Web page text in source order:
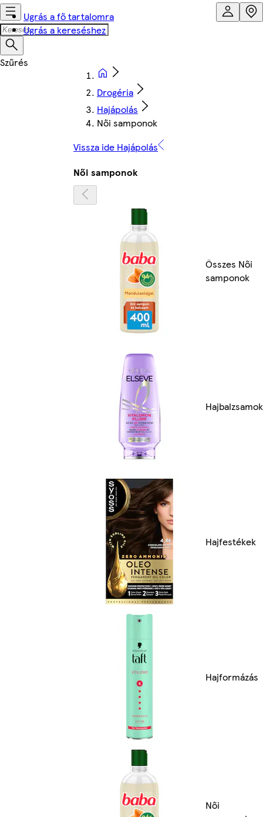
Ugrás a fő tartalomra
Ugrás a kereséshez
Drogéria
Hajápolás
Női samponok
Vissza ide Hajápolás
Női samponok
Összes Női
samponok
Hajbalzsamok
Hajfestékek
Hajformázás
Női